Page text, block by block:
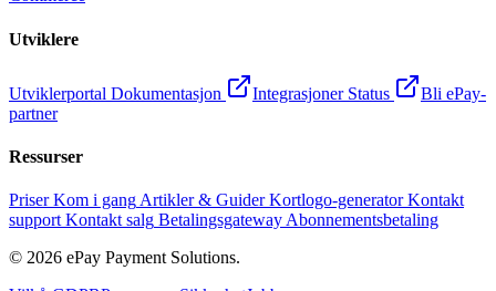
Utviklere
Utviklerportal Dokumentasjon Integrasjoner Status
Bli ePay-
partner
Ressurser
Priser Kom i gangArtikler & Guider Kortlogo-generator Kontakt
support Kontakt salg BetalingsgatewayAbonnementsbetaling
© 2026 ePay Payment Solutions.